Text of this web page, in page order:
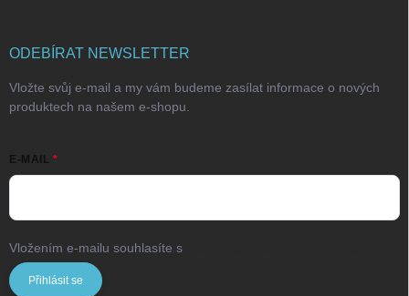
ODEBÍRAT NEWSLETTER
Vložte svůj e-mail a my vám budeme zasílat informace o nových
produktech na našem e-shopu.
E-MAIL
Vložením e-mailu souhlasíte s
Přihlásit se